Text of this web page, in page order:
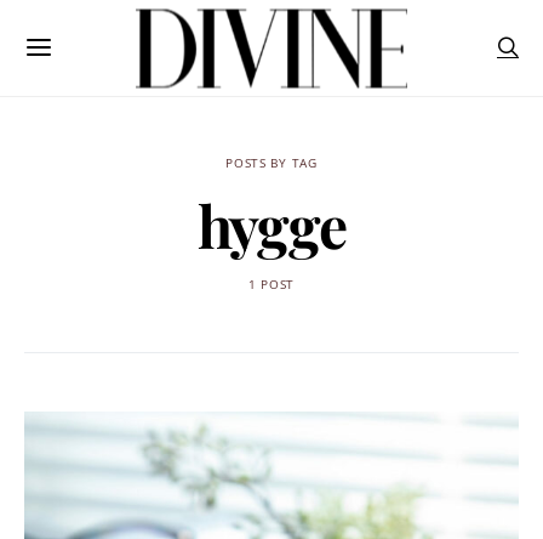
POSTS BY TAG
hygge
1 POST